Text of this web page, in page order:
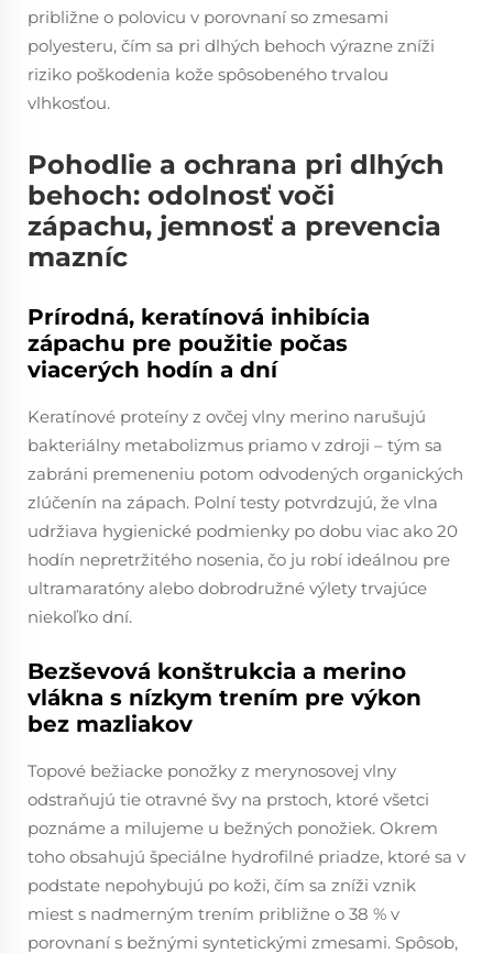
približne o polovicu v porovnaní so zmesami
polyesteru, čím sa pri dlhých behoch výrazne zníži
riziko poškodenia kože spôsobeného trvalou
vlhkosťou.
Pohodlie a ochrana pri dlhých
behoch: odolnosť voči
zápachu, jemnosť a prevencia
mazníc
Prírodná, keratínová inhibícia
zápachu pre použitie počas
viacerých hodín a dní
Keratínové proteíny z ovčej vlny merino narušujú
bakteriálny metabolizmus priamo v zdroji – tým sa
zabráni premeneniu potom odvodených organických
zlúčenín na zápach. Polní testy potvrdzujú, že vlna
udržiava hygienické podmienky po dobu viac ako 20
hodín nepretržitého nosenia, čo ju robí ideálnou pre
ultramaratóny alebo dobrodružné výlety trvajúce
niekoľko dní.
Bezševová konštrukcia a merino
vlákna s nízkym trením pre výkon
bez mazliakov
Topové bežiacke ponožky z merynosovej vlny
odstraňujú tie otravné švy na prstoch, ktoré všetci
poznáme a milujeme u bežných ponožiek. Okrem
toho obsahujú špeciálne hydrofilné priadze, ktoré sa v
podstate nepohybujú po koži, čím sa zníži vznik
miest s nadmerným trením približne o 38 % v
porovnaní s bežnými syntetickými zmesami. Spôsob,